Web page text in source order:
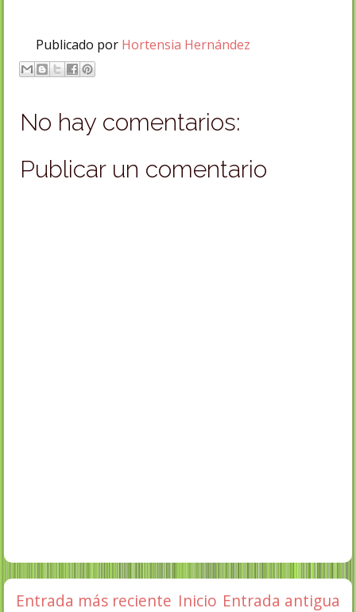
Publicado por Hortensia Hernández
No hay comentarios:
Publicar un comentario
Entrada más reciente Entrada antigua
Inicio